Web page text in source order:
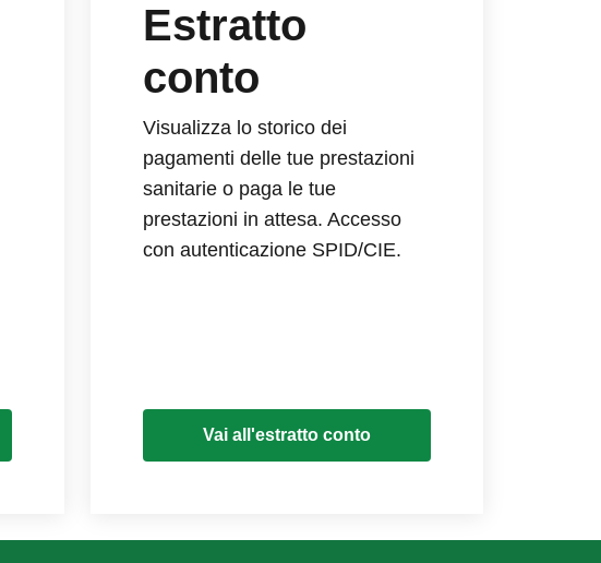
Estratto
conto
Visualizza lo storico dei
pagamenti delle tue prestazioni
sanitarie o paga le tue
prestazioni in attesa. Accesso
con autenticazione SPID/CIE.
Vai all'estratto conto